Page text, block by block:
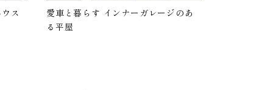
ス
愛車と暮らす インナーガレージのあ
る平屋